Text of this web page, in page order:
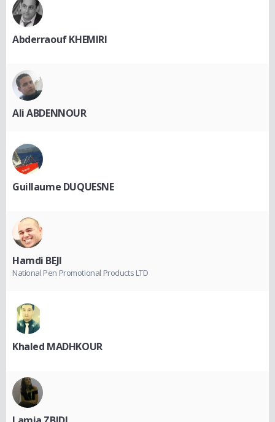
Abderraouf KHEMIRI
Ali ABDENNOUR
Guillaume DUQUESNE
Hamdi BEJI
National Pen Promotional Products LTD
Khaled MADHKOUR